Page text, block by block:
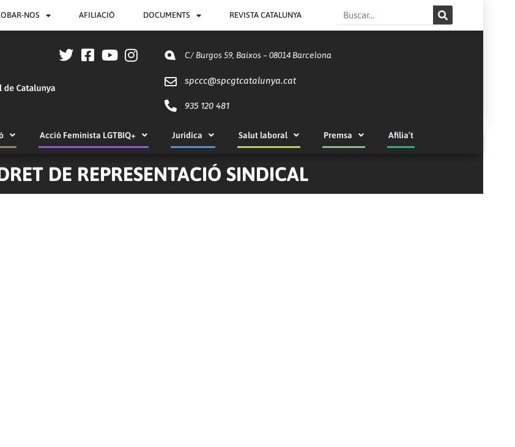
NOS AFILIACIÓ DOCUMENTS REVISTA CATALUNYA Search
C/ Burgos 59, Baixos – 08014 Barcelona
spccc@spcgtcatalunya.cat
935 120 481
Acció Feminista LGTBIQ+ Jurídica Salut laboral Premsa Afilia’t
DE REPRESENTACIÓ SINDICAL